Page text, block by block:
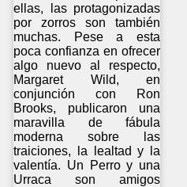
ellas, las protagonizadas
por zorros son también
muchas. Pese a esta
poca confianza en ofrecer
algo nuevo al respecto,
Margaret Wild, en
conjunción con Ron
Brooks, publicaron una
maravilla de fábula
moderna sobre las
traiciones, la lealtad y la
valentía. Un Perro y una
Urraca son amigos